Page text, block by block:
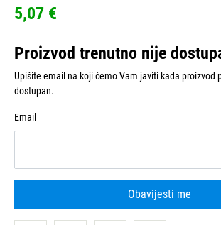
5,07 €
Proizvod trenutno nije
Upišite email na koji ćemo Vam javiti kada proizvod
dostupan.
Email
Obavijesti me